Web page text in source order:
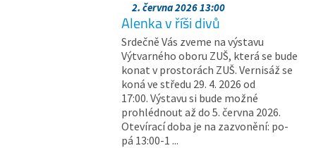
2. června 2026 13:00
Alenka v říši divů
Srdečně Vás zveme na výstavu
Výtvarného oboru ZUŠ, která se bude
konat v prostorách ZUŠ. Vernisáž se
koná ve středu 29. 4. 2026 od
17:00. Výstavu si bude možné
prohlédnout až do 5. června 2026.
Otevírací doba je na zazvonění: po-
pá 13:00-1 ...